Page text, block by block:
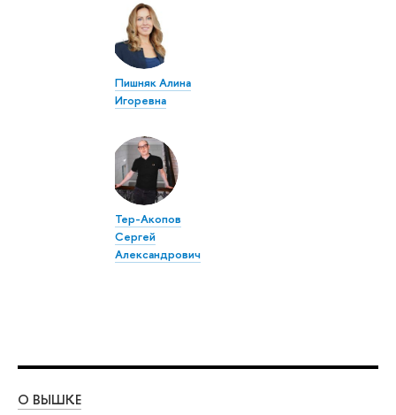
Пишняк Алина
Игоревна
Тер-Акопов
Сергей
Александрович
О ВЫШКЕ